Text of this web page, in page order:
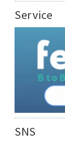
Service
SNS